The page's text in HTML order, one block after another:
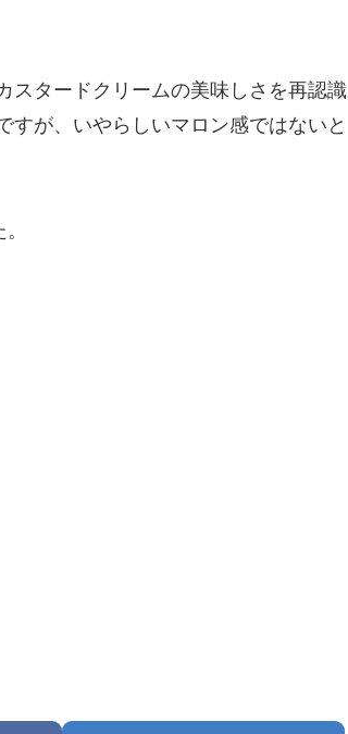
スタードクリームの美味しさを再認識
すが、いやらしいマロン感ではないと